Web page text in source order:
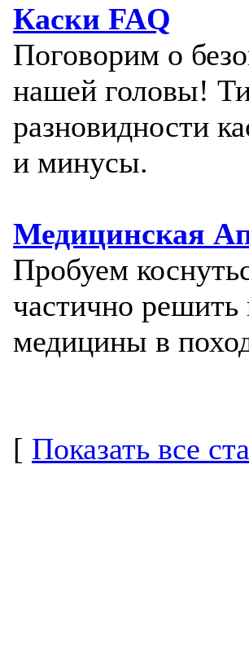
Каски FAQ
Поговорим о
нашей головы!
разновидности
и минусы.
Медицинская
Пробуем
частично
медицины в
[ Показать все